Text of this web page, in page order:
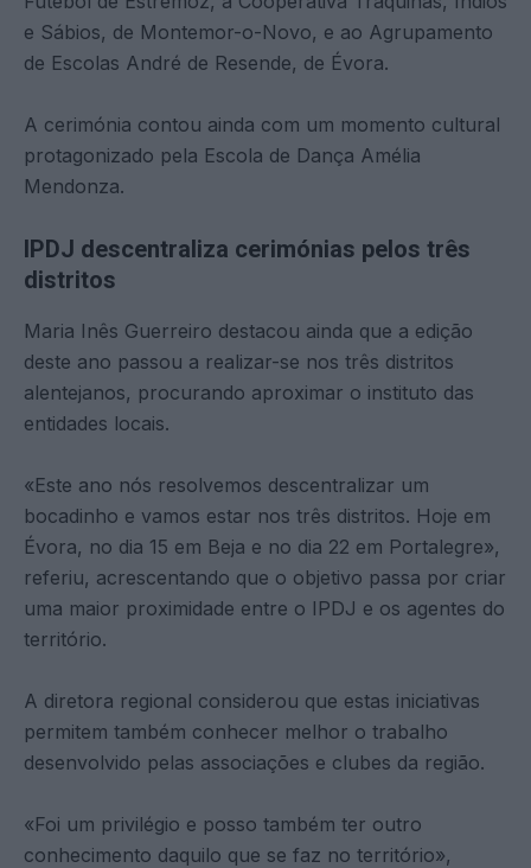
e Sábios, de Montemor-o-Novo, e ao Agrupamento
de Escolas André de Resende, de Évora.
A cerimónia contou ainda com um momento cultural
protagonizado pela Escola de Dança Amélia
Mendonza.
IPDJ descentraliza cerimónias pelos três
distritos
Maria Inês Guerreiro destacou ainda que a edição
deste ano passou a realizar-se nos três distritos
alentejanos, procurando aproximar o instituto das
entidades locais.
«Este ano nós resolvemos descentralizar um
bocadinho e vamos estar nos três distritos. Hoje em
Évora, no dia 15 em Beja e no dia 22 em Portalegre»,
referiu, acrescentando que o objetivo passa por criar
uma maior proximidade entre o IPDJ e os agentes do
território.
A diretora regional considerou que estas iniciativas
permitem também conhecer melhor o trabalho
desenvolvido pelas associações e clubes da região.
«Foi um privilégio e posso também ter outro
conhecimento daquilo que se faz no território»,